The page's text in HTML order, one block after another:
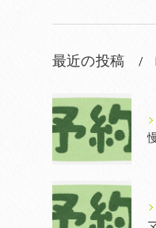
最近の投稿